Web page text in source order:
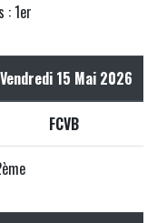
: 1er
Vendredi 15 Mai 2026
FCVB